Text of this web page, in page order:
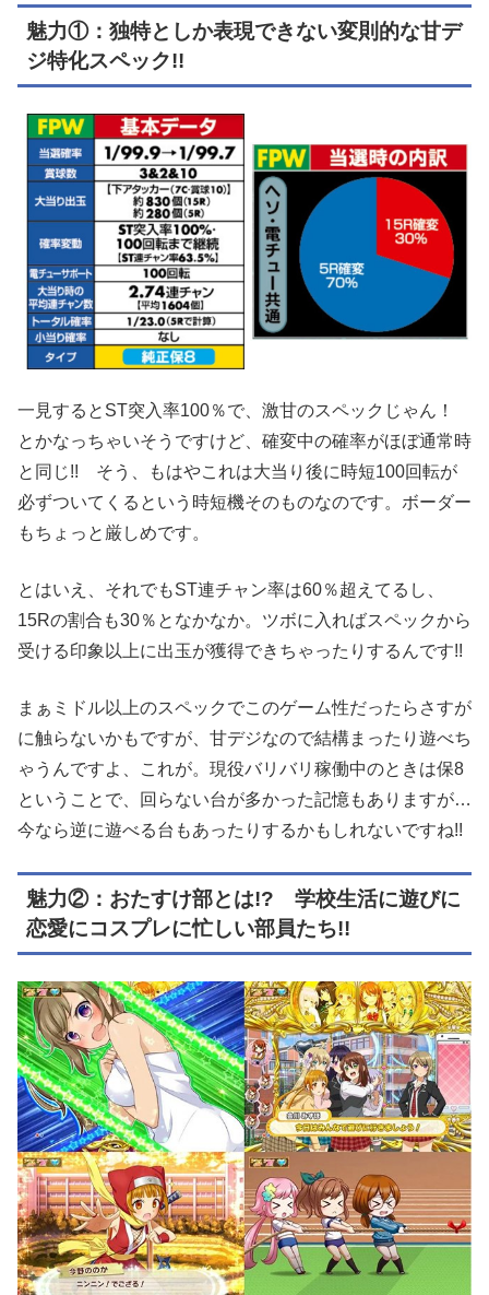
魅力①：独特としか表現できない変則的な甘デ
ジ特化スペック!!
一見するとST突入率100％で、激甘のスペックじゃん！
とかなっちゃいそうですけど、確変中の確率がほぼ通常時
と同じ!! そう、もはやこれは大当り後に時短100回転が
必ずついてくるという時短機そのものなのです。ボーダー
もちょっと厳しめです。
とはいえ、それでもST連チャン率は60％超えてるし、
15Rの割合も30％となかなか。ツボに入ればスペックから
受ける印象以上に出玉が獲得できちゃったりするんです!!
まぁミドル以上のスペックでこのゲーム性だったらさすが
に触らないかもですが、甘デジなので結構まったり遊べち
ゃうんですよ、これが。現役バリバリ稼働中のときは保8
ということで、回らない台が多かった記憶もありますが…
今なら逆に遊べる台もあったりするかもしれないですね!!
魅力②：おたすけ部とは!? 学校生活に遊びに
恋愛にコスプレに忙しい部員たち!!